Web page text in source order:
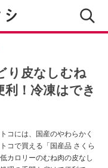
り皮なしむね
！冷凍はでき
コには、国産のやわらかく
コで買える「国産品 さくら
カロリーのむね肉の皮なし